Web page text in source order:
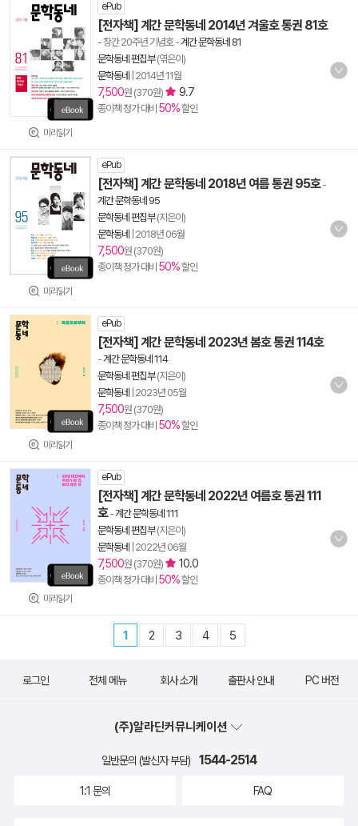
미리읽기
ePub
[전자책] 계간 문학동네 2014년 겨울호 통권 81호
- 창간 20주년 기념호-계간 문학동네 81
문학동네 편집부(엮은이)
문학동네
2014년 11월
7,500원 (370원) 9.7
종이책 정가 대비 50%할인
미리읽기
ePub
[전자책] 계간 문학동네 2018년 여름 통권 95호-
계간 문학동네 95
문학동네 편집부(지은이)
문학동네
2018년 06월
7,500원 (370원)
종이책 정가 대비 50%할인
미리읽기
ePub
[전자책] 계간 문학동네 2023년 봄호 통권 114호
-계간 문학동네 114
문학동네 편집부(지은이)
문학동네
2023년 05월
7,500원 (370원)
종이책 정가 대비 50%할인
미리읽기
ePub
[전자책] 계간 문학동네 2022년 여름호 통권 111
호-계간 문학동네 111
문학동네 편집부(지은이)
문학동네
2022년 06월
7,500원 (370원) 10.0
종이책 정가 대비 50%할인
1 2 3 4 5
로그인 전체 메뉴 회사 소개 출판사 안내 PC 버전
(주)알라딘커뮤니케이션
일반문의 (발신자 부담) 1544-2514
1:1 문의 FAQ